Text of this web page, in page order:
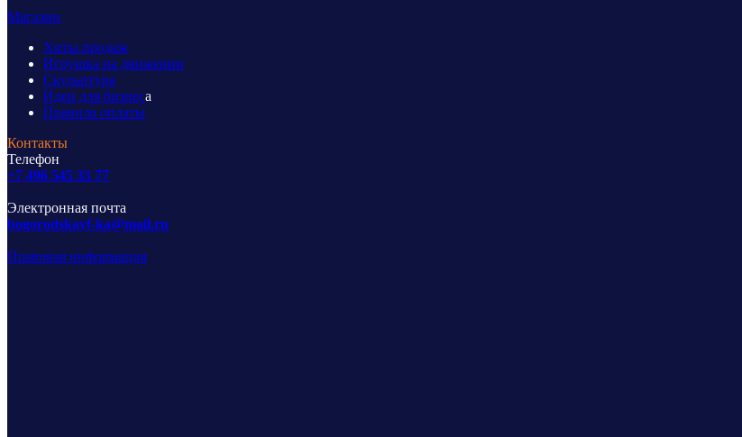
Магазин
Хиты продаж
Игрушка на движении
Скульптура
Идеи для бизнеса
Правила оплаты
Контакты
Телефон
+7 496 545 33 77
Электронная почта
bogorodskayf-ka@mail.ru
Правовая информация